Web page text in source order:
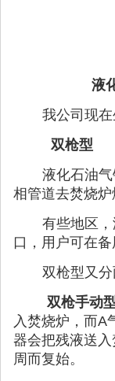
液
我公司现
双枪型
液化石油
相管道去焚烧炉
有些地区
口，用户可在
双枪型又
双枪手动
入焚烧炉，而A
器会把残液送
周而复始。